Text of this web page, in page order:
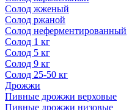
Солод жженый
Солод ржаной
Солод неферментированный
Солод 1 кг
Солод 5 кг
Солод 9 кг
Солод 25-50 кг
Дрожжи
Пивные дрожжи верховые
Пивные дрожжи низовые